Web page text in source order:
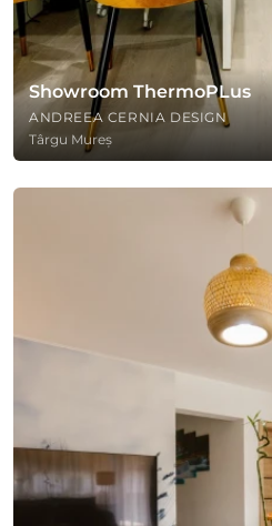
Showroom ThermoPLus
ANDREEA CERNIA DESIGN
Târgu Mureș